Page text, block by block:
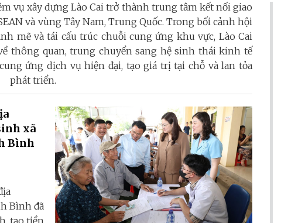
vụ xây dựng Lào Cai trở thành trung tâm kết nối giao
và vùng Tây Nam, Trung Quốc. Trong bối cảnh hội
mẽ và tái cấu trúc chuỗi cung ứng khu vực, Lào Cai
thông quan, trung chuyển sang hệ sinh thái kinh tế
ứng dịch vụ hiện đại, tạo giá trị tại chỗ và lan tỏa
phát triển.
xã
Bình
Bình đã
tạo tiền